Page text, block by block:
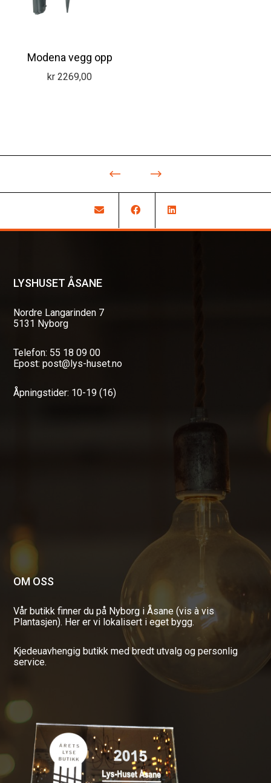
Modena vegg opp
kr 2269,00
LYSHUSET ÅSANE
Nordre Langarinden 7
5131 Nyborg
Telefon: 55 18 09 00
Epost: post@lys-huset.no
Åpningstider: 10-19 (16)
OM OSS
Vår butikk finner du på Nyborg i Åsane (vis à vis
Plantasjen). Her er vi lokalisert i eget bygg.
Kjedeuavhengig butikk med bredt utvalg og personlig
service.